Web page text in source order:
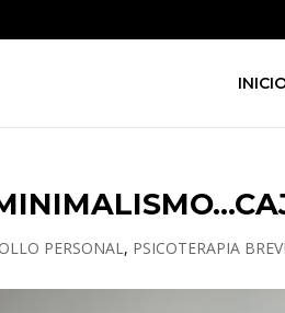
PERSONAL, PSICOTERAPIA